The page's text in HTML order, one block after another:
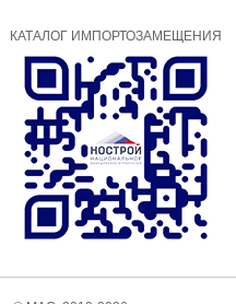
КАТАЛОГ ИМПОРТОЗАМЕЩЕНИЯ